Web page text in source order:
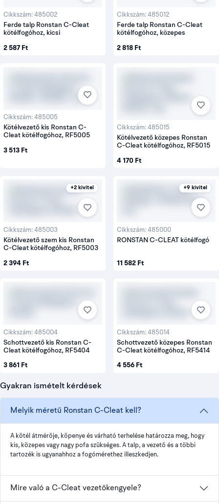
Cikkszám: 485002
Ferde talp Ronstan C-Cleat
kötélfogóhoz, kicsi
2 587 Ft
Cikkszám: 485012
Ferde talp Ronstan C-Cleat
kötélfogóhoz, közepes
2 818 Ft
Cikkszám: 485005
Kötélvezető kis Ronstan C-
Cleat kötélfogóhoz, RF5005
3 513 Ft
Cikkszám: 485015
Kötélvezető közepes Ronstan
C-Cleat kötélfogóhoz, RF5015
4 170 Ft
+2 kivitel
Cikkszám: 485003
Kötélvezető szem kis Ronstan
C-Cleat kötélfogóhoz, RF5003
2 394 Ft
+9 kivitel
Cikkszám: 485000
RONSTAN C-CLEAT kötélfogó
11 582 Ft
Cikkszám: 485004
Schottvezető kis Ronstan C-
Cleat kötélfogóhoz, RF5404
3 861 Ft
Cikkszám: 485014
Schottvezető közepes Ronstan
C-Cleat kötélfogóhoz, RF5414
4 556 Ft
Gyakran ismételt kérdések
Melyik méretű Ronstan C-Cleat kell?
A kötél átmérője, köpenye és várható terhelése határozza meg, hogy
kis, közepes vagy nagy pofa szükséges. A talp, a vezető és a többi
tartozék is ugyanahhoz a fogómérethez illeszkedjen.
Mire való a C-Cleat vezetőkengyele?